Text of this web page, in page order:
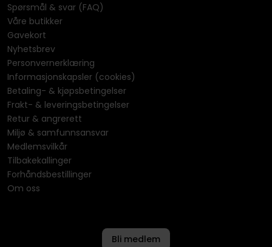
Spørsmål & svar (FAQ)
Våre butikker
Gavekort
Nyhetsbrev
Personvernerklæring
Informasjonskapsler (cookies)
Betaling- & kjøpsbetingelser
Frakt- & leveringsbetingelser
Retur & angrerett
Miljø & samfunnsansvar
Medlemsvilkår
Tilbakekallinger
Forhåndsbestillinger
Om oss
Bli medlem